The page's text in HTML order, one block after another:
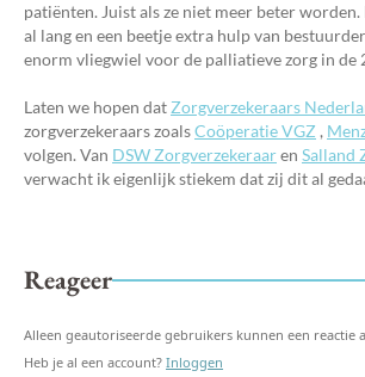
patiënten. Juist als ze niet meer beter
al lang en een beetje extra hulp van
enorm vliegwiel voor de palliatieve zorg in de
Laten we hopen dat Zorgverzekeraars
zorgverzekeraars zoalsCoöperatie VGZ ,
volgen. Van DSW Zorgverzekeraaren Salland
verwacht ik eigenlijk stiekem dat zij dit al
Reageer
Alleen geautoriseerde gebruikers kunnen een reactie
Heb je al een account? Inloggen